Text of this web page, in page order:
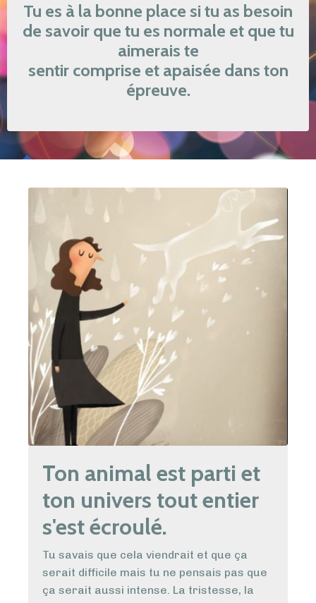
Tu es à la bonne place si tu as besoin
de savoir que tu es normale et que tu
aimerais te
sentir comprise et apaisée dans ton
épreuve.
Ton animal est parti et
ton univers tout entier
s'est écroulé.
Tu savais que cela viendrait et que ça
serait difficile mais tu ne pensais pas que
ça serait aussi intense. La tristesse, la